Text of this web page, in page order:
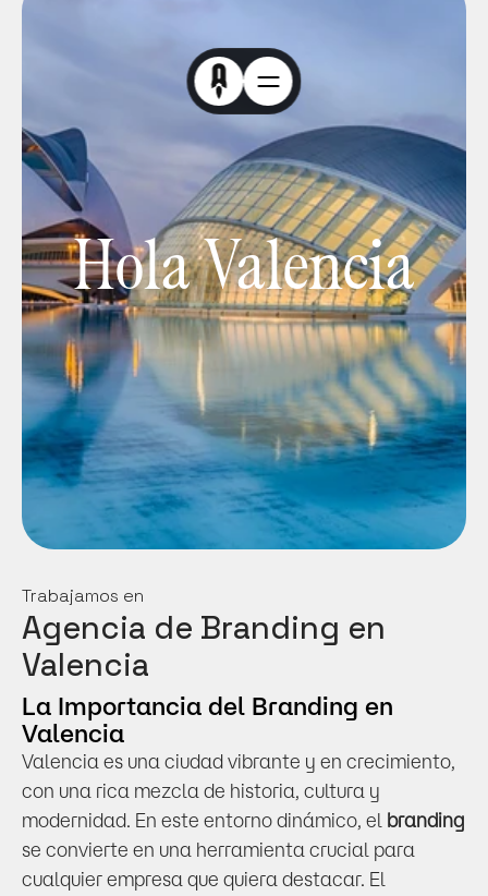
Hola Valencia
Trabajamos en
Agencia de Branding en
Valencia
La Importancia del Branding en
Valencia
Valencia es una ciudad vibrante y en crecimiento,
con una rica mezcla de historia, cultura y
modernidad. En este entorno dinámico, el branding
se convierte en una herramienta crucial para
cualquier empresa que quiera destacar. El